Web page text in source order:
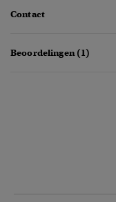
Contact
Beoordelingen (1)